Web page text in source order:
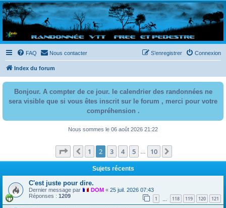
Randovttfree.fr
Bienvenue sur le site des randos vtt et pédestre de Bretagne . Bonne navigation sur le site
et bonnes randos dans l'Ouest !
FAQ Nous contacter Connexion
S’enregistrer
Index du forum
Bonjour. A compter de ce jour. le calendrier des randonnées ne
sera visible que si vous êtes inscrit sur le forum , merci pour votre
compréhension .
Nous sommes le 06 août 2026 21:22
Page sur10
Précédente
1 2 3 4 5 10
Sujets récents
C'est juste pour dire.
Dernier message par DOM « 25 juil. 2026 07:43
Réponses : 1209 1 118 119 120 121